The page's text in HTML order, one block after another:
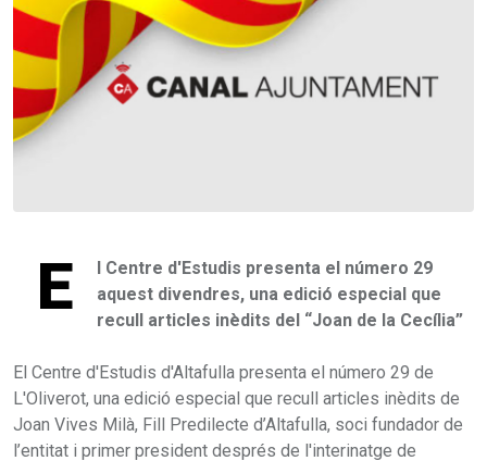
E
l Centre d'Estudis presenta el número 29
aquest divendres, una edició especial que
recull articles inèdits del “Joan de la Cecília”
El Centre d'Estudis d'Altafulla presenta el número 29 de
L'Oliverot, una edició especial que recull articles inèdits de
Joan Vives Milà, Fill Predilecte d’Altafulla, soci fundador de
l’entitat i primer president després de l'interinatge de